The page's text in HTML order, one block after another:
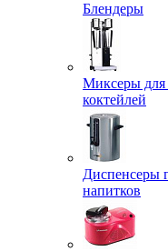
Блендеры
Миксеры
коктейлей
Диспенсеры
напитков